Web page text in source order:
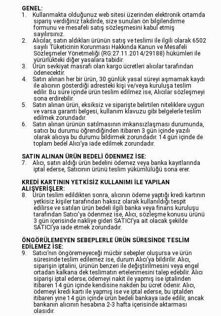
GENEL:
1.
Kullanmakta olduğunuz web sitesi üzerinden elektronik ortamda
sipariş verdiğiniz takdirde, size sunulan ön bilgilendirme
formunu ve mesafeli satış sözleşmesini kabul etmiş
sayılırsınız.
2.
Alıcılar, satın aldıkları ürünün satış ve teslimi ile ilgili olarak 6502
sayılı Tüketicinin Korunması Hakkında Kanun ve Mesafeli
Sözleşmeler Yönetmeliği (RG:27.11.2014/29188) hükümleri ile
yürürlükteki diğer yasalara tabidir.
3.
Ürün sevkiyat masrafı olan kargo ücretleri alıcılar tarafından
ödenecektir.
4.
Satın alınan her bir ürün, 30 günlük yasal süreyi aşmamak kaydı
ile alıcının gösterdiği adresteki kişi ve/veya kuruluşa teslim
edilir. Bu süre içinde ürün teslim edilmez ise, Alıcılar sözleşmeyi
sona erdirebilir.
5.
Satın alınan ürün, eksiksiz ve siparişte belirtilen niteliklere uygun
ve varsa garanti belgesi, kullanım klavuzu gibi belgelerle teslim
edilmek zorundadır.
6.
Satın alınan ürünün satılmasının imkansızlaşması durumunda,
satıcı bu durumu öğrendiğinden itibaren 3 gün içinde yazılı
olarak alıcıya bu durumu bildirmek zorundadır. 14 gün içinde de
toplam bedel Alıcı’ya iade edilmek zorundadır.
SATIN ALINAN ÜRÜN BEDELİ ÖDENMEZ İSE:
7.
Alıcı, satın aldığı ürün bedelini ödemez veya banka kayıtlarında
iptal ederse, Satıcının ürünü teslim yükümlülüğü sona erer.
KREDİ KARTININ YETKİSİZ KULLANIMI İLE YAPILAN
ALIŞVERİŞLER:
8.
Ürün teslim edildikten sonra, alıcının ödeme yaptığı kredi kartının
yetkisiz kişiler tarafından haksız olarak kullanıldığı tespit
edilirse ve satılan ürün bedeli ilgili banka veya finans kuruluşu
tarafından Satıcı'ya ödenmez ise, Alıcı, sözleşme konusu ürünü
3 gün içerisinde nakliye gideri SATICI’ya ait olacak şekilde
SATICI’ya iade etmek zorundadır.
ÖNGÖRÜLEMEYEN SEBEPLERLE ÜRÜN SÜRESİNDE TESLİM
EDİLEMEZ İSE:
9.
Satıcı’nın öngöremeyeceği mücbir sebepler oluşursa ve ürün
süresinde teslim edilemez ise, durum Alıcı’ya bildirilir. Alıcı,
siparişin iptalini, ürünün benzeri ile değiştirilmesini veya engel
ortadan kalkana dek teslimatın ertelenmesini talep edebilir. Alıcı
siparişi iptal ederse; ödemeyi nakit ile yapmış ise iptalinden
itibaren 14 gün içinde kendisine nakden bu ücret ödenir. Alıcı,
ödemeyi kredi kartı ile yapmış ise ve iptal ederse, bu iptalden
itibaren yine 14 gün içinde ürün bedeli bankaya iade edilir, ancak
bankanın alıcının hesabına 2-3 hafta içerisinde aktarması
olasıdır.